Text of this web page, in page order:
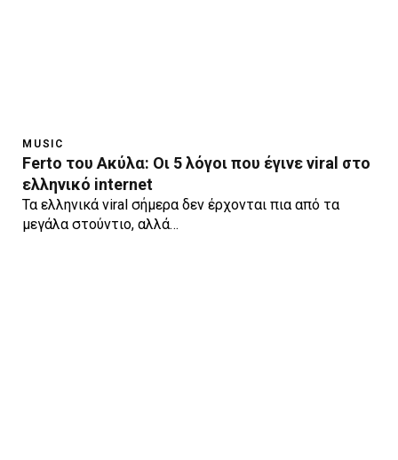
MUSIC
Ferto του Ακύλα: Οι 5 λόγοι που έγινε viral στο
ελληνικό internet
Τα ελληνικά viral σήμερα δεν έρχονται πια από τα
μεγάλα στούντιο, αλλά…